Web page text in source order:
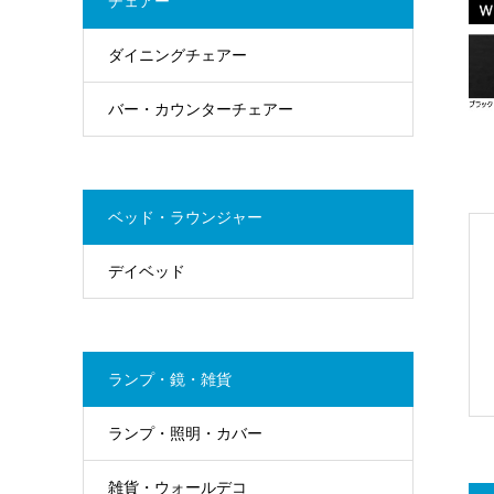
ダイニングチェアー
バー・カウンターチェアー
ベッド・ラウンジャー
デイベッド
ランプ・鏡・雑貨
ランプ・照明・カバー
雑貨・ウォールデコ